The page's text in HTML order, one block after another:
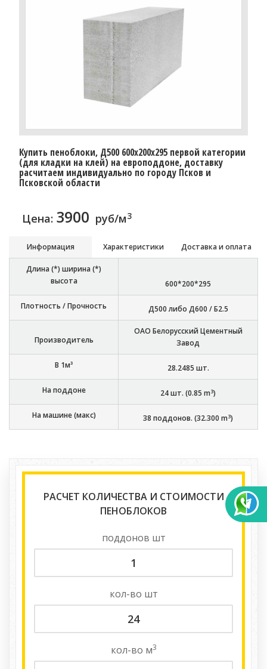
Купить пеноблоки, Д500 600x200x295 первой категории
(для кладки на клей) на европоддоне, доставку
расчитаем индивидуально по городу Псков и
Псковской области
Цена: 3900 руб/м3
Информация Характеристики Доставка и оплата
Длина (*) ширина (*)
высота
600*200*295
Плотность / Прочность Д500 либо Д600 / Б2.5
Производитель
ОАО Белорусский Цементный
Завод
В 1м³ 28.2485 шт.
На поддоне 24шт. (0.85 m3)
На машине (макс) 38 поддонов. (32.300 m3)
РАСЧЕТ КОЛИЧЕСТВА И СТОИМОСТИ
ПЕНОБЛОКОВ
поддонов шт
кол-во шт
кол-во м3